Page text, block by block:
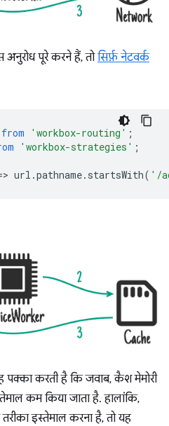
पूरे करने हैं, तोसिर्फ़ नेटवर्क
from 'workbox-routing' ;
'workbox-strategies' ;
> url .pathname. startsWith( '/
पक्का करती है कि जवाब, कैश मेमोरी
कम किया जाता है. हालांकि,
इस्तेमाल करना है, तो यह